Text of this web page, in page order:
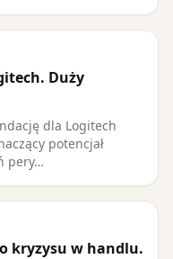
Duży
dla Logitech
potencjał
pery…
kryzysu w handlu.